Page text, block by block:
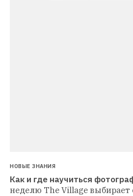
НОВЫЕ ЗНАНИЯ
Как и где научиться
неделю The Village выбирает